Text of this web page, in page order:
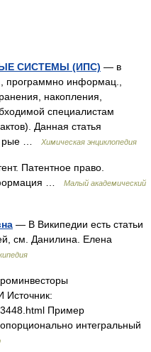
СИСТЕМЫ (ИПС) — в
программно информац.,
накопления,
специалистам
Данная статья
рые …
Химическая энциклопедия
Патентное право.
…
Малый академический
— В Википедии есть статьи
см. Данилина. Елена
Пример
интегральный